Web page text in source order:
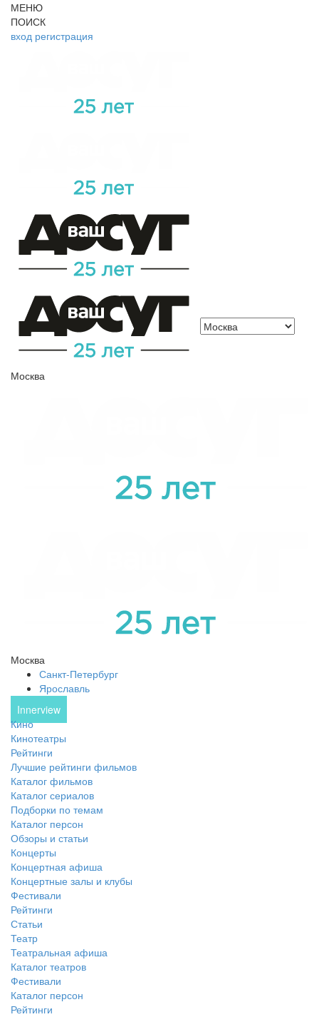
МЕНЮ
ПОИСК
вход регистрация
Москва
Москва
Санкт-Петербург
Ярославль
Innerview
Кино
Кинотеатры
Рейтинги
Лучшие рейтинги фильмов
Каталог фильмов
Каталог сериалов
Подборки по темам
Каталог персон
Обзоры и статьи
Концерты
Концертная афиша
Концертные залы и клубы
Фестивали
Рейтинги
Статьи
Театр
Театральная афиша
Каталог театров
Фестивали
Каталог персон
Рейтинги